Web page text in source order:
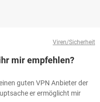
Viren/Sicherheit
mir empfehlen?
guten VPN Anbieter der
er ermöglicht mir